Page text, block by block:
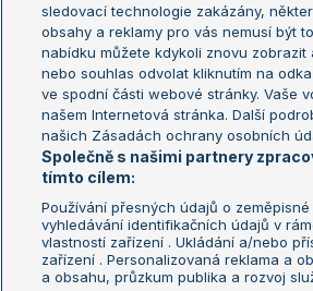
Turnaj
Aktualní trendy
Fotbalové přestupy
Livesport Daily
LS Prague Open
Podmínky užití
Nastavení
GDPR a žurnalistika
Reklama
Informace o
sledovací technologie zakázány,
obsahy a reklamy pro vás nemusí být
nabídku můžete kdykoli znovu zobrazit
nebo souhlas odvolat kliknutím na
ve spodní části webové stránky. Vaše
našem Internetová stránka. Další
našich Zásadách ochrany osobních
Společně s našimi partnery
tímto cílem:
Používání přesných údajů o
vyhledávání identifikačních údajů v
vlastností zařízení . Ukládání a/nebo
zařízení . Personalizovaná reklama a
a obsahu, průzkum publika a rozvoj